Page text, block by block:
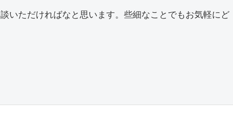
いただければなと思います。些細なことでもお気軽にど